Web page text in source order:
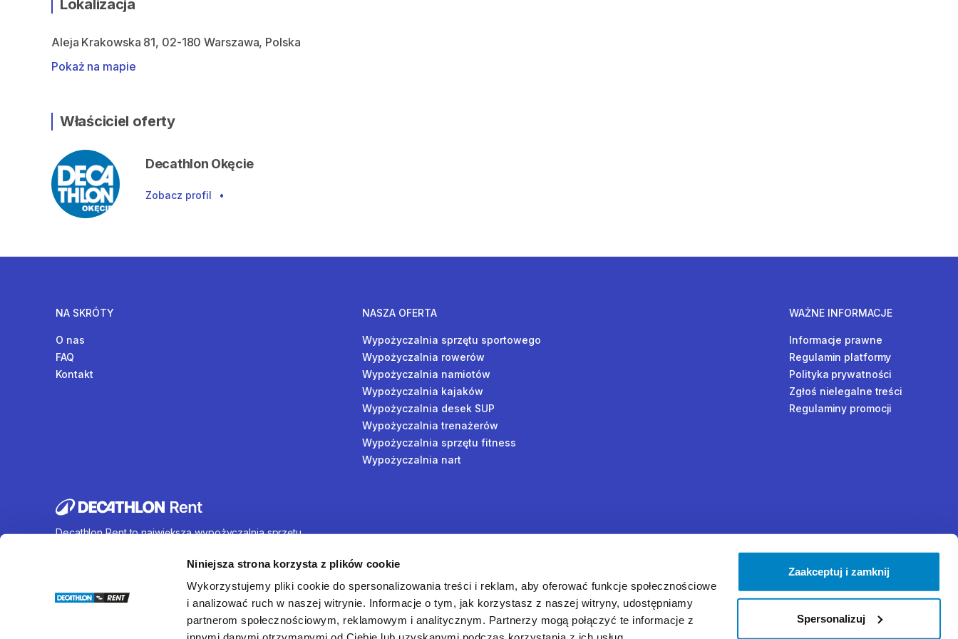
Niniejsza strona korzysta z plików cookie
Wykorzystujemy pliki cookie do spersonalizowania treści i reklam, aby oferować funkcje społecznościowe
i analizować ruch w naszej witrynie. Informacje o tym, jak korzystasz z naszej witryny, udostępniamy
partnerom społecznościowym, reklamowym i analitycznym. Partnerzy mogą połączyć te informacje z
Zaakceptuj i zamknij
Spersonalizuj
Lokalizacja
Aleja Krakowska 81, 02-180 Warszawa, Polska
Pokaż na mapie
Właściciel oferty
Decathlon Okęcie
Zobacz profil •
NA SKRÓTY
O nas
FAQ
Kontakt
NASZA OFERTA
Wypożyczalnia sprzętu sportowego
Wypożyczalnia rowerów
Wypożyczalnia namiotów
Wypożyczalnia kajaków
Wypożyczalnia desek SUP
Wypożyczalnia trenażerów
Wypożyczalnia sprzętu fitness
Wypożyczalnia nart
WAŻNE INFORMACJE
Informacje prawne
Regulamin platformy
Polityka prywatności
Zgłoś nielegalne treści
Regulaminy promocji
Decathlon Rent to największa wypożyczalnia sprzętu
wynajem rowerów, sprzętu turystycznego, sprzętu do